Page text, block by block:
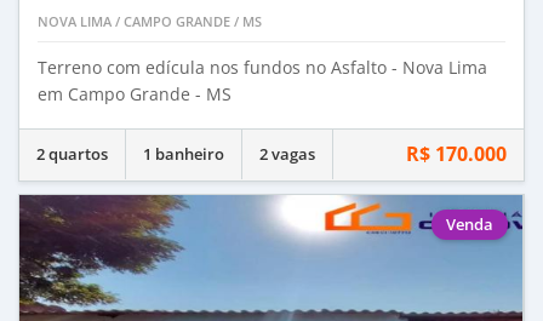
NOVA LIMA / CAMPO GRANDE / MS
Terreno com edícula nos fundos no Asfalto - Nova Lima
em Campo Grande - MS
2 quartos 1 banheiro 2 vagas R$ 170.000
Venda